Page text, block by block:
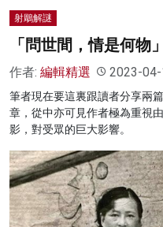
射鵰解謎
「問世間，情是何物
作者: 編輯精選 2023-04-
筆者現在要這裏跟讀者分享兩
章，從中亦可見作者極為重視
影，對受眾的巨大影響。